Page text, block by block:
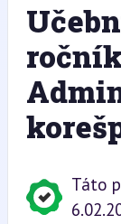
Táto